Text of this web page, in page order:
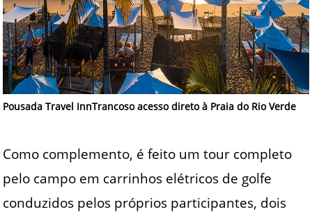
Pousada Travel InnTrancoso acesso direto à Praia do Rio Verde
Como complemento, é feito um tour completo
pelo campo em carrinhos elétricos de golfe
conduzidos pelos próprios participantes, dois